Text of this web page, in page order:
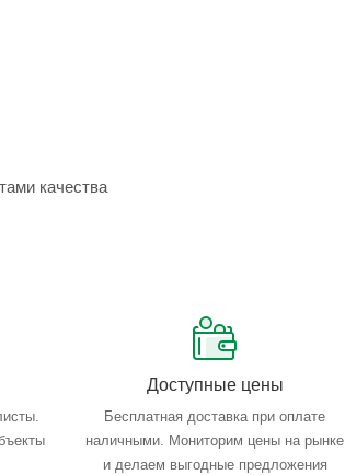
качества
Доступные цены
Бесплатная доставка при оплате
наличными. Мониторим цены на рынке
и делаем выгодные предложения